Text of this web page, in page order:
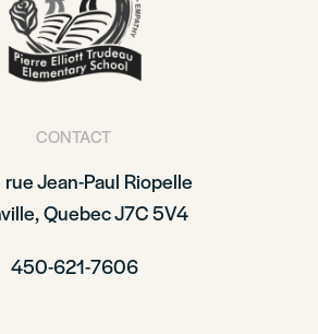
CONTACT
Jean-Paul Riopelle
Quebec J7C 5V4
450-621-7606